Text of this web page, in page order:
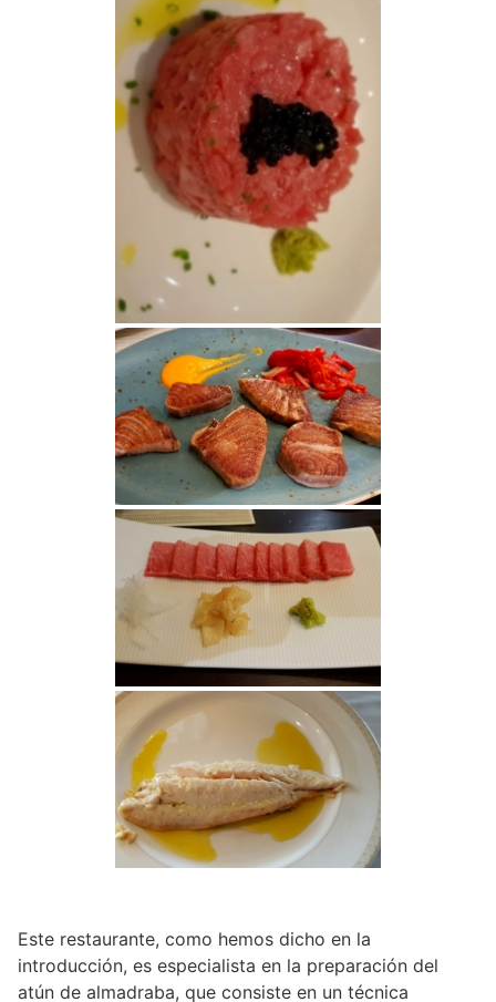
Este restaurante, como hemos dicho en la
introducción, es especialista en la preparación del
atún de almadraba, que consiste en un técnica